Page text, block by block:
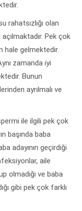
rahatsızlığı olan
Pek çok
hale gelmektedir.
zamanda iyi
Bunun
ayrılmalı ve
ile ilgili pek çok
başında baba
adayının geçirdiği
aile
olmadığı ve baba
gibi pek çok farklı